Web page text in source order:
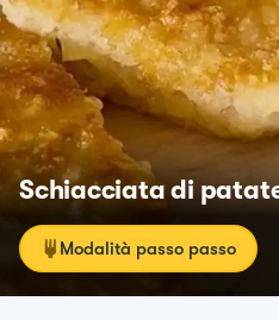
Schiacciata di
Modalità passo passo